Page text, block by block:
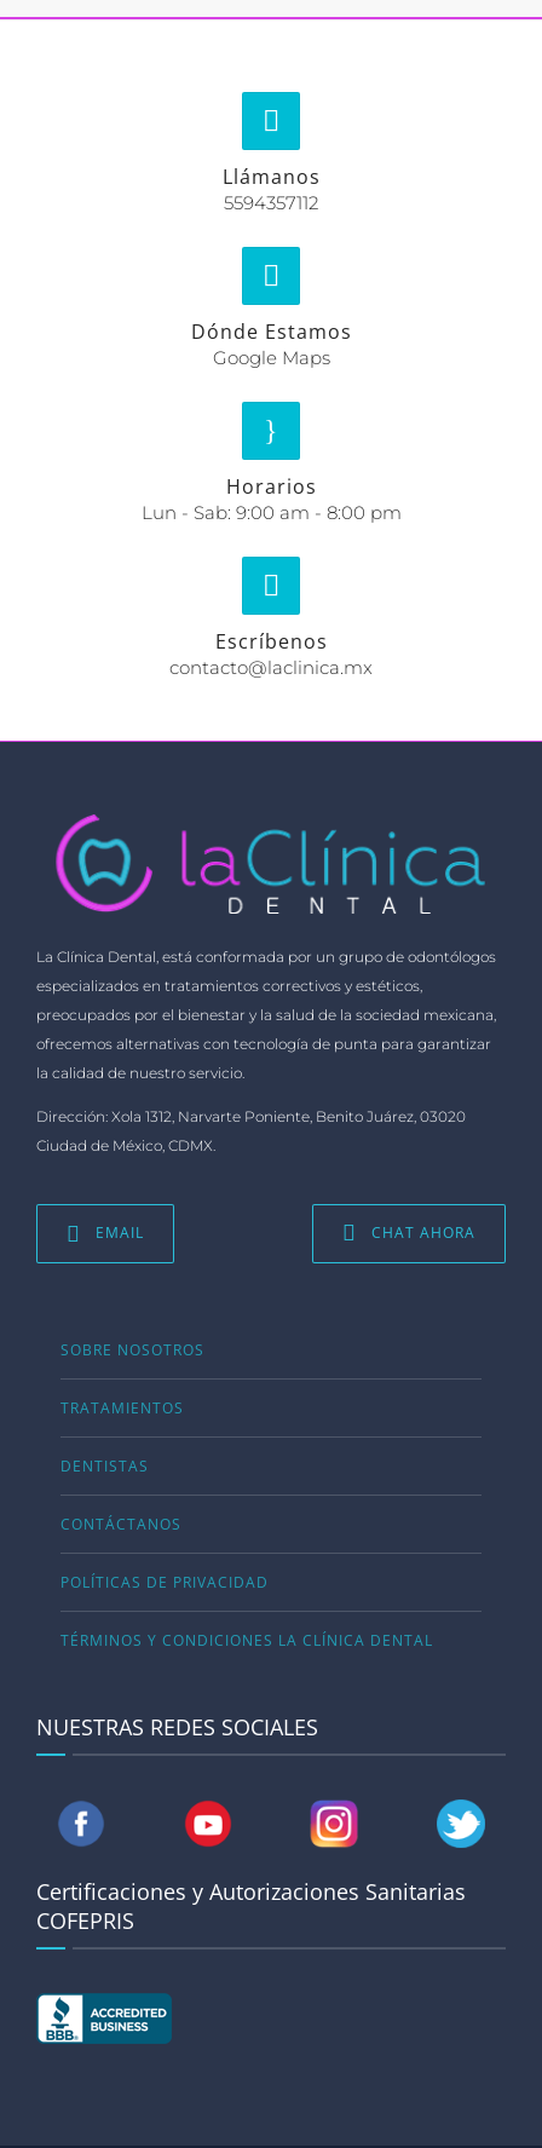
Llámanos
5594357112
Dónde Estamos
Google Maps
Horarios
Lun - Sab: 9:00 am - 8:00 pm
Escríbenos
contacto@laclinica.mx
La Clínica Dental, está conformada por un grupo de odontólogos
especializados en tratamientos correctivos y estéticos,
preocupados por el bienestar y la salud de la sociedad mexicana,
ofrecemos alternativas con tecnología de punta para garantizar
la calidad de nuestro servicio.
Dirección: Xola 1312, Narvarte Poniente, Benito Juárez, 03020
Ciudad de México, CDMX.
EMAIL CHAT AHORA
SOBRE NOSOTROS
TRATAMIENTOS
DENTISTAS
CONTÁCTANOS
POLÍTICAS DE PRIVACIDAD
TÉRMINOS Y CONDICIONES LA CLÍNICA DENTAL
NUESTRAS REDES SOCIALES
Certificaciones y Autorizaciones Sanitarias
COFEPRIS